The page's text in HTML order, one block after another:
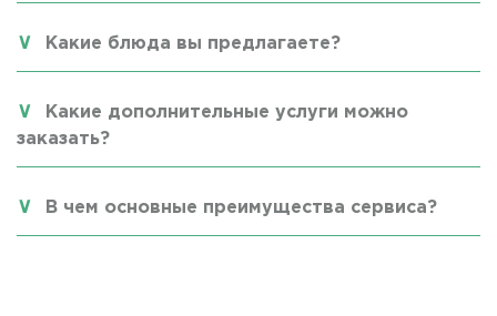
Какие блюда вы предлагаете?
Какие дополнительные услуги можно
заказать?
В чем основные преимущества сервиса?